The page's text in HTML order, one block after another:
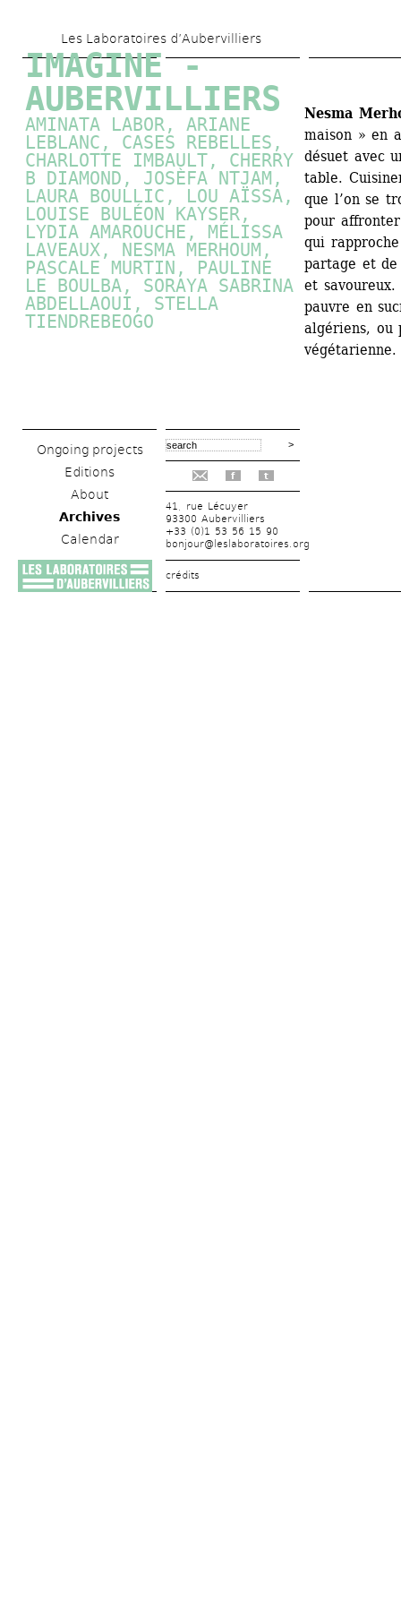
to
main
content
Les Laboratoires d’Aubervilliers
IMAGINE -
AUBERVILLIERS
AMINATA LABOR, ARIANE
LEBLANC, CASES REBELLES,
CHARLOTTE IMBAULT, CHERRY
B DIAMOND, JOSÈFA NTJAM,
LAURA BOULLIC, LOU AÏSSA,
LOUISE BULÉON KAYSER,
LYDIA AMAROUCHE, MÉLISSA
LAVEAUX, NESMA MERHOUM,
PASCALE MURTIN , PAULINE
LE BOULBA, SORAYA SABRINA
ABDELLAOUI, STELLA
TIENDREBEOGO
Ongoing projects
Editions
About
Archives
Calendar
f t
41, rue Lécuyer
93300 Aubervilliers
+33 (0)1 53 56 15 90
bonjour@leslaboratoires.org
crédits
Nesma
maison » en
désuet avec
table.
que l’on se
pour
qui
partage et de
et
pauvre en
algériens, ou
végétarienne.